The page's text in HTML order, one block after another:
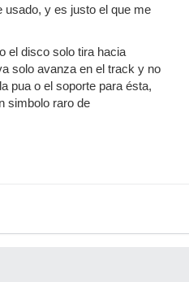
usado, y es justo el que me
el disco solo tira hacia
solo avanza en el track y no
pua o el soporte para ésta,
simbolo raro de